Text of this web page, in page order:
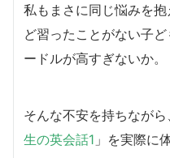
私もまさに同じ悩みを
ど習ったことがない子
ードルが高すぎないか。
そんな不安を持ちなが
生の英会話1 」を実際に